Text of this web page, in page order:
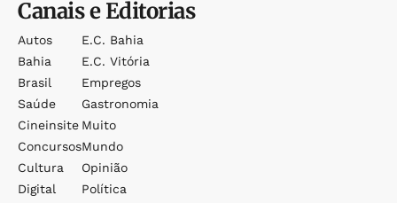
Canais e Editorias
Autos
Bahia
Brasil
Saúde
Cineinsite
Concursos
Cultura
Digital
E.c. Bahia
E.c. Vitória
Empregos
Gastronomia
Muito
Mundo
Opinião
Política